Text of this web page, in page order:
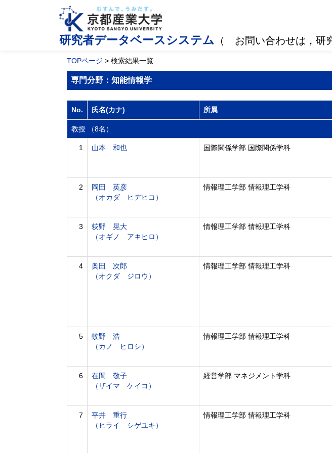
研究者データベースシステム （ お問い合わせは，研
TOPページ > 検索結果一覧
専門分野：知能情報学
No. 氏名(カナ) 所属
教授 （8名）
1 山本 和也 国際関係学部 国際関係学科
2
岡田 英彦
（オカダ ヒデヒコ）
情報理工学部 情報理工学科
3
荻野 晃大
（オギノ アキヒロ）
情報理工学部 情報理工学科
4
奥田 次郎
（オクダ ジロウ）
情報理工学部 情報理工学科
5
蚊野 浩
（カノ ヒロシ）
情報理工学部 情報理工学科
6
在間 敬子
（ザイマ ケイコ）
経営学部 マネジメント学科
7
平井 重行
（ヒライ シゲユキ）
情報理工学部 情報理工学科